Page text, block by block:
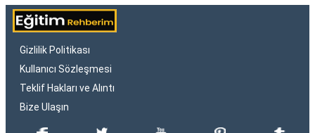
Gizlilik Politikası
Kullanıcı Sözleşmesi
Teklif Hakları ve Alıntı
Bize Ulaşın